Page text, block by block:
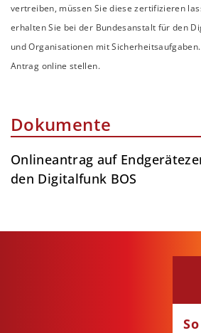
vertreiben, müssen Sie diese zertifizieren
erhalten Sie bei der Bundesanstalt für den
und Organisationen mit
Antrag online stellen.
Dokumente
Onlineantrag auf
den Digitalfunk BOS
So